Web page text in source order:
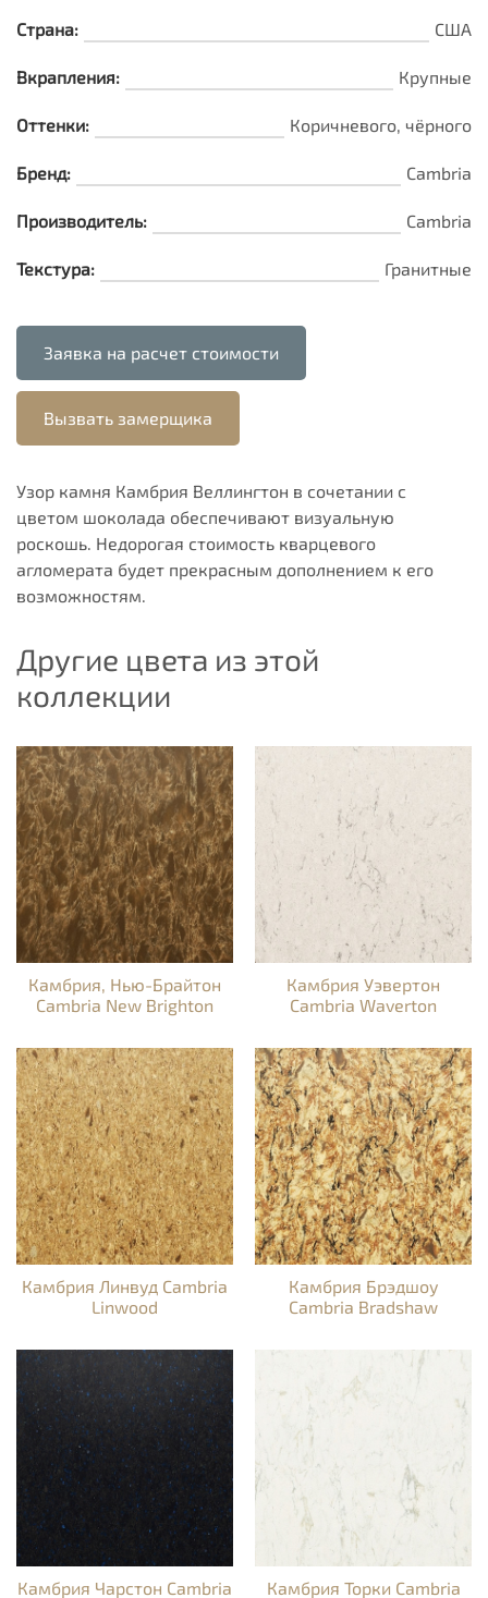
Страна: США
Вкрапления: Крупные
Оттенки: Коричневого, чёрного
Бренд: Cambria
Производитель: Cambria
Текстура: Гранитные
Заявка на расчет стоимости
Вызвать замерщика
Узор камня Камбрия Веллингтон в сочетании с
цветом шоколада обеспечивают визуальную
роскошь. Недорогая стоимость кварцевого
агломерата будет прекрасным дополнением к его
возможностям.
Другие цвета из этой
коллекции
Камбрия, Нью-Брайтон
Cambria New Brighton
Камбрия Уэвертон
Cambria Waverton
Камбрия Линвуд Cambria
Linwood
Камбрия Брэдшоу
Cambria Bradshaw
Камбрия Чарстон Cambria
Камбрия Торки Cambria